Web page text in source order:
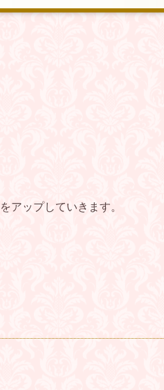
アップしていきます。